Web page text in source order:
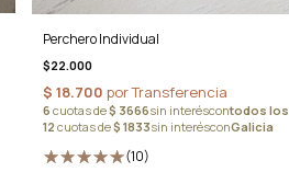
Perchero Individual
$22.000
(10)